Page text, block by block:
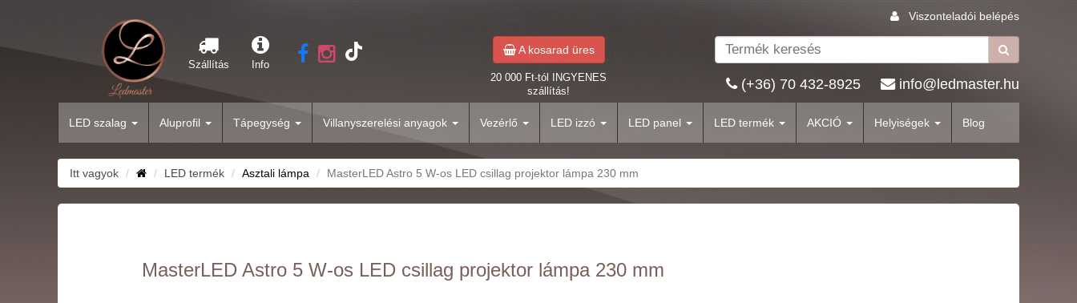
Viszonteladói belépés
Szállítás Info
A kosarad üres
20 000 Ft-tól INGYENES
szállítás!
(+36) 70 432-8925 info@ledmaster.hu
LED szalag Aluprofil Tápegység Villanyszerelési anyagok Vezérlő LED izzó LED panel LED termék AKCIÓ Helyiségek Blog
Itt vagyok LED termék Asztali lámpa MasterLED Astro 5 W-os LED csillag projektor lámpa 230 mm
MasterLED Astro 5 W-os LED csillag projektor lámpa 230 mm